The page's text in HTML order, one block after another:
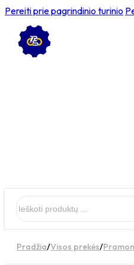
Pereiti prie pagrindinio turinio
Pradžia/Visos prekės/